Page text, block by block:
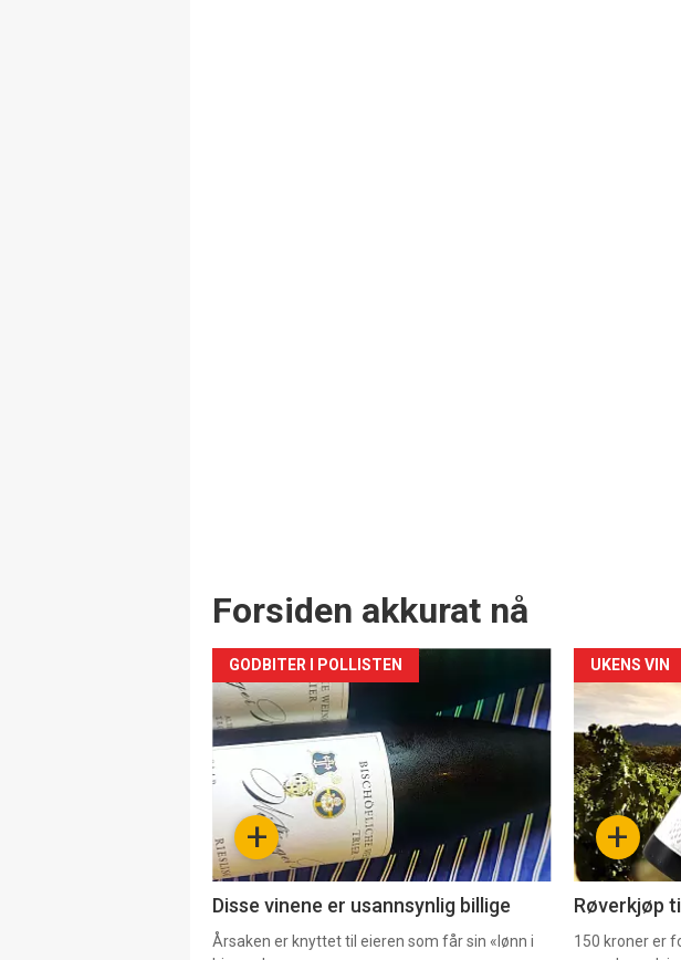
Forsiden akkurat nå
+
GODBITER I POLLISTEN
Disse vinene er usannsynlig billige
Årsaken er knyttet til eieren som får sin «lønn i
akkurat
nå
-
2 +
UKENS VIN
Røverkjøp
150 kroner er